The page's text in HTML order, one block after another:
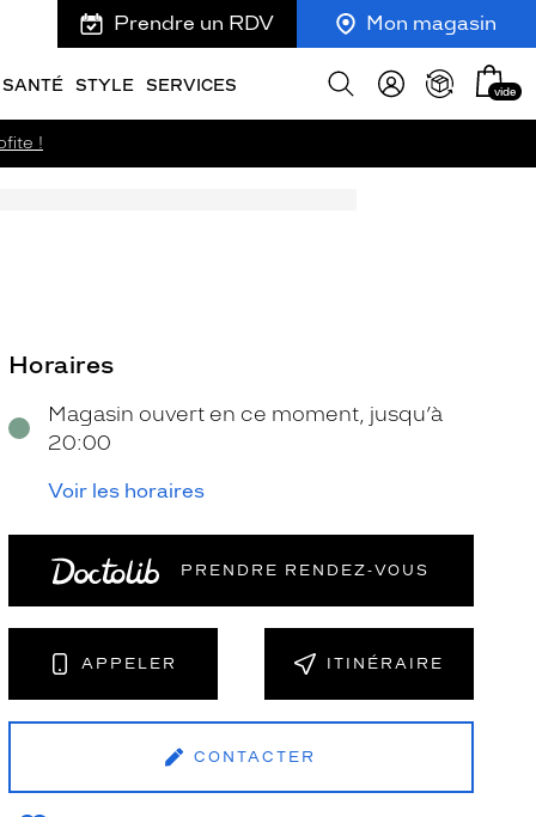
Prendre un RDV Mon magasin
SANTÉ STYLE SERVICES
Afficher
Mon
panier
vide
!
Horaires
Magasin ouvert en ce moment, jusqu’à
20:00
Voir les horaires
PRENDRE RENDEZ‑VOUS
APPELER ITINÉRAIRE
CONTACTER